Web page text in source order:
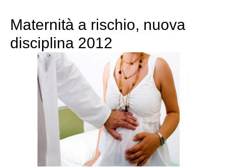
Maternità a rischio, nuova
disciplina 2012